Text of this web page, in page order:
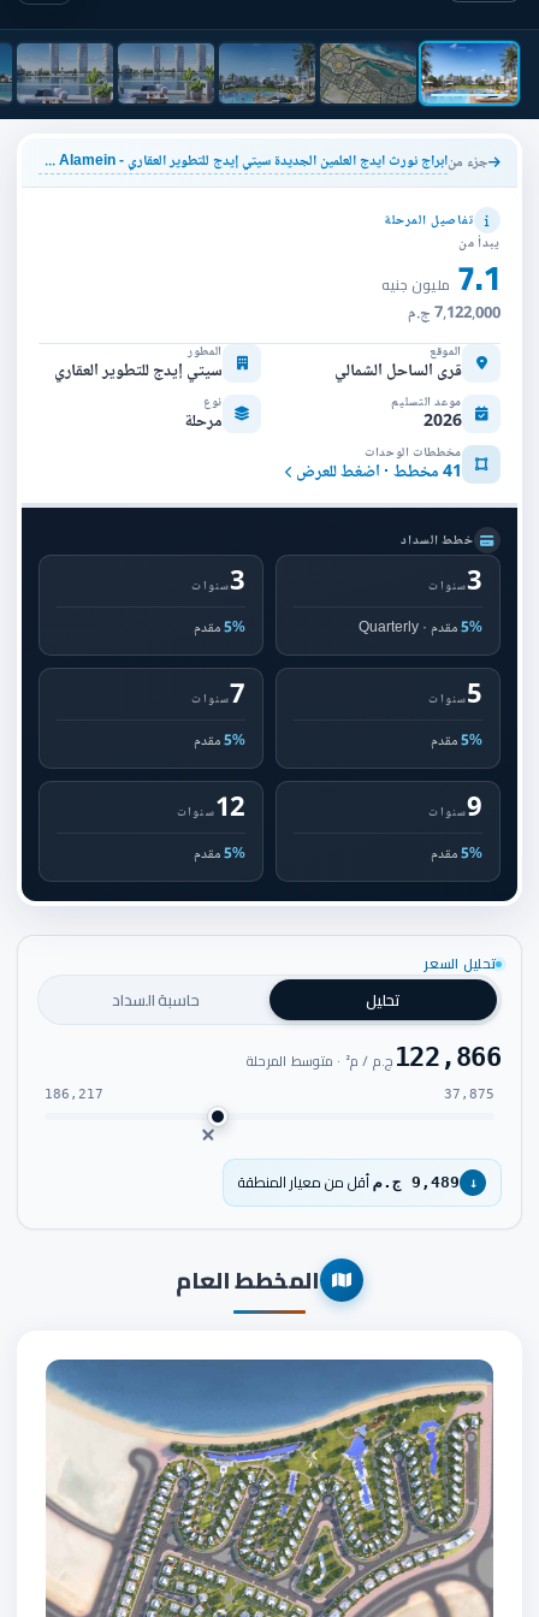
جزء من ابراج نورث ايدج العلمين الجديدة سيتي إيدج للتطوير العقاري - North Edge Towers New Alamein
تفاصيل المرحلة
يبدأ من
7.1 مليون جنيه
7,122,000 ج.م
الموقع
قرى الساحل الشمالي
المطور
سيتي إيدج للتطوير العقاري
موعد التسليم
2026
نوع
مرحلة
مخططات الوحدات
41 مخطط · اضغط للعرض
خطط السداد
3سنوات
5%مقدم · Quarterly
3سنوات
5%مقدم
5سنوات
5%مقدم
7سنوات
5%مقدم
9سنوات
5%مقدم
12سنوات
5%مقدم
تحليل السعر
تحليل حاسبة السداد
122,866ج.م / م² · متوسط المرحلة
37,875
186,217
↓ 9,489 ج.م أقل من معيار المنطقة
المخطط العام